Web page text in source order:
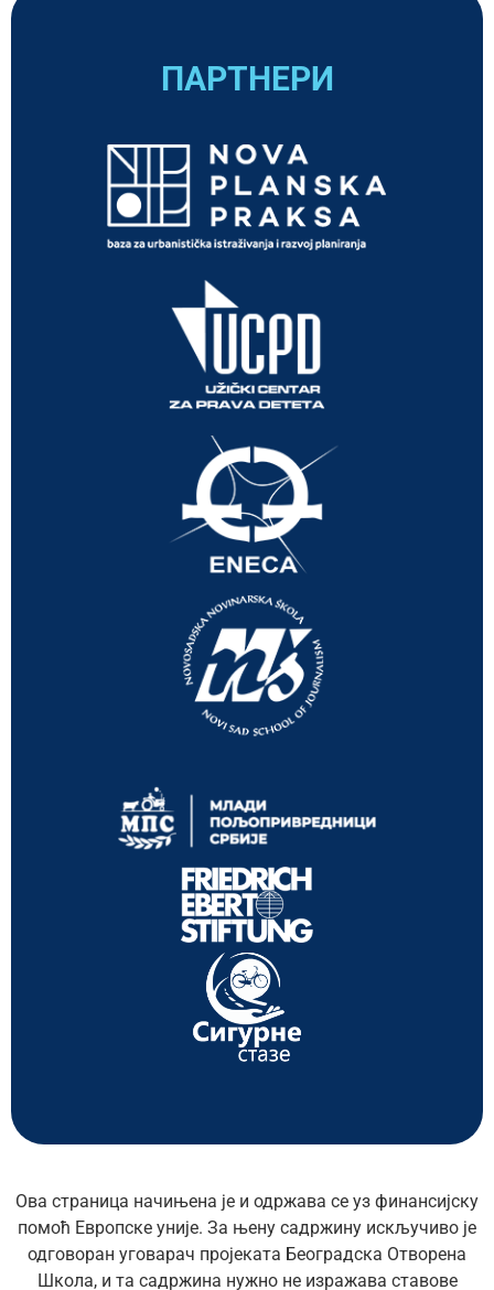
ПАРТНЕРИ
Ова страница начињена је и одржава се уз финансијску
помоћ Европске уније. За њену садржину искључиво је
одговоран уговарач пројеката Београдска Отворена
Школа, и та садржина нужно не изражава ставове